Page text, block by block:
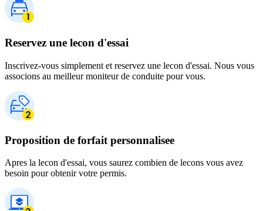
Reservez une lecon d'essai
Inscrivez-vous simplement et reservez une lecon d'essai. Nous vous
associons au meilleur moniteur de conduite pour vous.
Proposition de forfait personnalisee
Apres la lecon d'essai, vous saurez combien de lecons vous avez
besoin pour obtenir votre permis.